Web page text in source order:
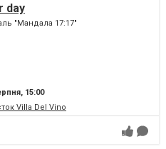
day
"Мандала 17:17"
15:00
Villa Del Vino